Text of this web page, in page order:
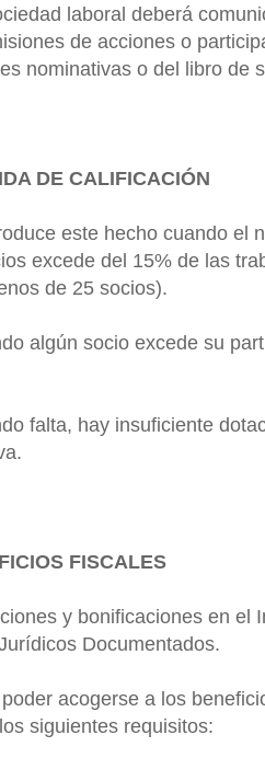
laboral deberá
de acciones o
nominativas o del libro de
DE CALIFICACIÓN
este hecho cuando el
excede del 15% de las
de 25 socios).
algún socio excede su
falta, hay insuficiente
FISCALES
y bonificaciones en el
Documentados.
acogerse a los
siguientes requisitos: